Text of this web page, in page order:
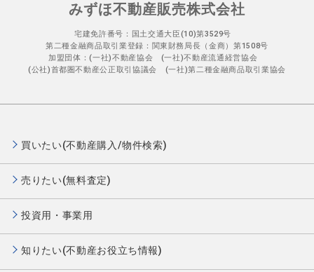
みずほ不動産販売株式会社
宅建免許番号：国土交通大臣(10)第3529号
第二種金融商品取引業登録：関東財務局長（金商）第1508号
加盟団体：(一社)不動産協会 (一社)不動産流通経営協会
(公社)首都圏不動産公正取引協議会 (一社)第二種金融商品取引業協会
買いたい(不動産購入/物件検索)
売りたい(無料査定)
投資用・事業用
知りたい(不動産お役立ち情報)